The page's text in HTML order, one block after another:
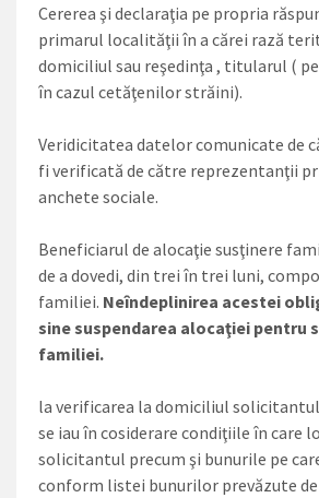
Cererea şi declaraţia pe propria
primarul localităţii în a cărei rază
domiciliul sau reşedinţa , titularul (
în cazul cetăţenilor străini).
Veridicitatea datelor comunicate de
fi verificată de către reprezentanţii
anchete sociale.
Beneficiarul de alocaţie susţinere
de a dovedi, din trei în trei luni,
familiei. Neîndeplinirea acestei
sine suspendarea alocaţiei pentru
familiei.
la verificarea la domiciliul
se iau în cosiderare condiţiile în care
solicitantul precum şi bunurile pe
conform listei bunurilor prevăzute de